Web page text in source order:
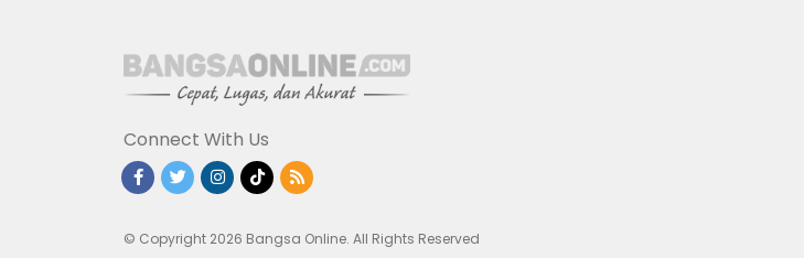
Connect With Us
© Copyright 2026 Bangsa Online. All Rights Reserved